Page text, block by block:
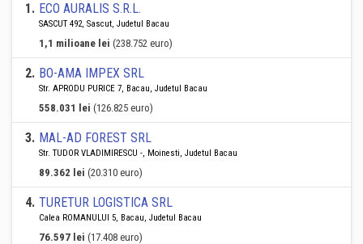
1. ECO AURALIS S.R.L.
SASCUT 492, Sascut, Judetul Bacau
1,1 milioane lei (238.752 euro)
2. BO-AMA IMPEX SRL
Str. APRODU PURICE 7, Bacau, Judetul Bacau
558.031 lei (126.825 euro)
3. MAL-AD FOREST SRL
Str. TUDOR VLADIMIRESCU -, Moinesti, Judetul Bacau
89.362 lei (20.310 euro)
4. TURETUR LOGISTICA SRL
Calea ROMANULUI 5, Bacau, Judetul Bacau
76.597 lei (17.408 euro)